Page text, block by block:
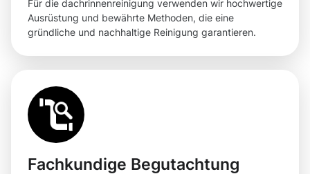
Für die dachrinnenreinigung verwenden wir hochwertige
Ausrüstung und bewährte Methoden, die eine
gründliche und nachhaltige Reinigung garantieren.
Fachkundige Begutachtung